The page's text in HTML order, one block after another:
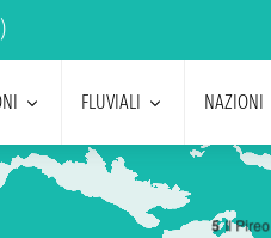
FLUVIALI NAZIONI
5 Il Pireo